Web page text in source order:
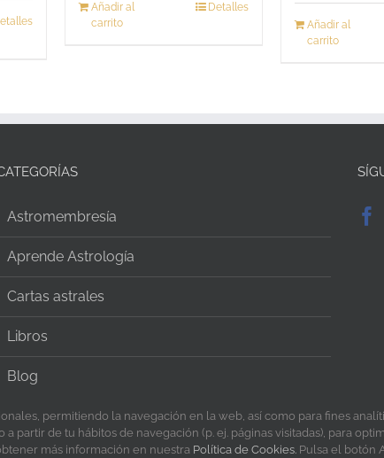
Añadir al
carrito
Detalles
Añadir al
carrito
Astromembresía
Aprende Astrología
Cartas astrales
Libros
Blog
permitiendo la navegación en la web, así como para fines
partir de tu hábitos de navegación (p. ej. páginas visitadas), para
más información en nuestra Política de Cookies. Pulsa el botón